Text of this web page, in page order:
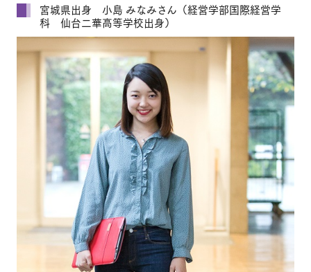
宮城県出身 小島 みなみさん（経営学部国際経営学
科 仙台二華高等学校出身）